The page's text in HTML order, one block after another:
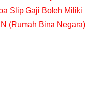
Slip Gaji Boleh Miliki
(Rumah Bina Negara)